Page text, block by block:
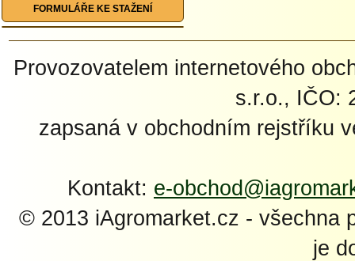
FORMULÁŘE KE STAŽENÍ
Provozovatelem internetového
s.r.o., IČO:
zapsaná v obchodním rejstříku
Kontakt: e-
© 2013 iAgromarket.cz - všechna
je